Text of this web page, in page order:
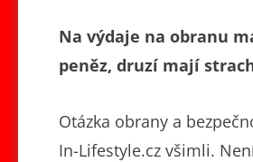
Na výdaje na obranu
peněz, druzí mají
Otázka obrany a
In-Lifestyle.cz všimli.